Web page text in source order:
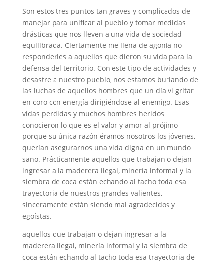
Son estos tres puntos tan graves y complicados de
manejar para unificar al pueblo y tomar medidas
drásticas que nos lleven a una vida de sociedad
equilibrada. Ciertamente me llena de agonía no
responderles a aquellos que dieron su vida para la
defensa del territorio. Con este tipo de actividades y
desastre a nuestro pueblo, nos estamos burlando de
las luchas de aquellos hombres que un día vi gritar
en coro con energía dirigiéndose al enemigo. Esas
vidas perdidas y muchos hombres heridos
conocieron lo que es el valor y amor al prójimo
porque su única razón éramos nosotros los jóvenes,
querían asegurarnos una vida digna en un mundo
sano. Prácticamente aquellos que trabajan o dejan
ingresar a la maderera ilegal, minería informal y la
siembra de coca están echando al tacho toda esa
trayectoria de nuestros grandes valientes,
sinceramente están siendo mal agradecidos y
egoístas.
aquellos que trabajan o dejan ingresar a la
maderera ilegal, minería informal y la siembra de
coca están echando al tacho toda esa trayectoria de